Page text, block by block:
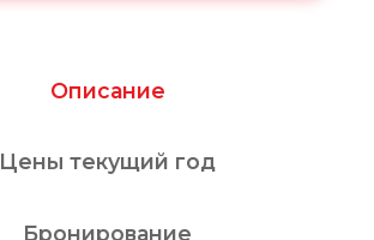
Описание
Цены текущий год
Бронирование